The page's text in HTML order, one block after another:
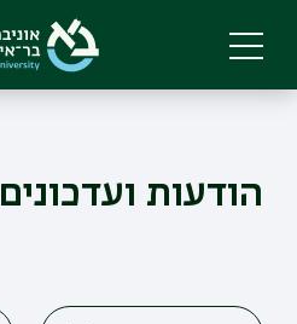
main
הודעות ועדכונים